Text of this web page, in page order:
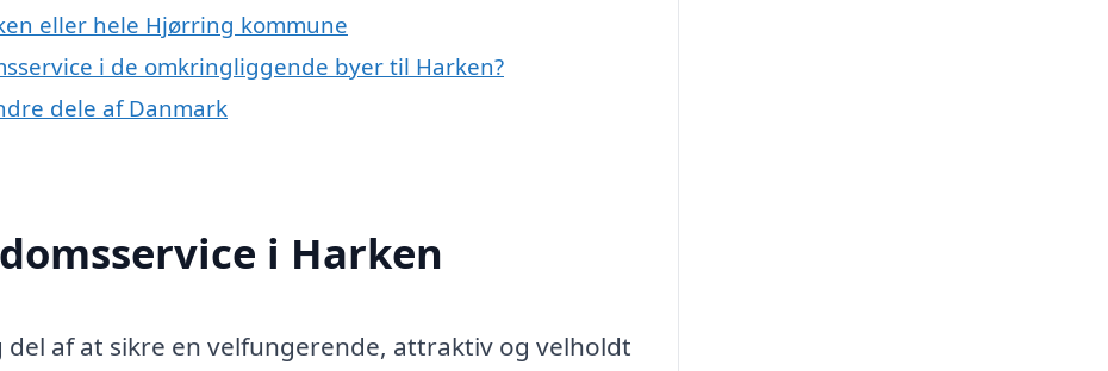
eller hele Hjørring kommune
i de omkringliggende byer til Harken?
dele af Danmark
i Harken
del af at sikre en velfungerende, attraktiv og velholdt